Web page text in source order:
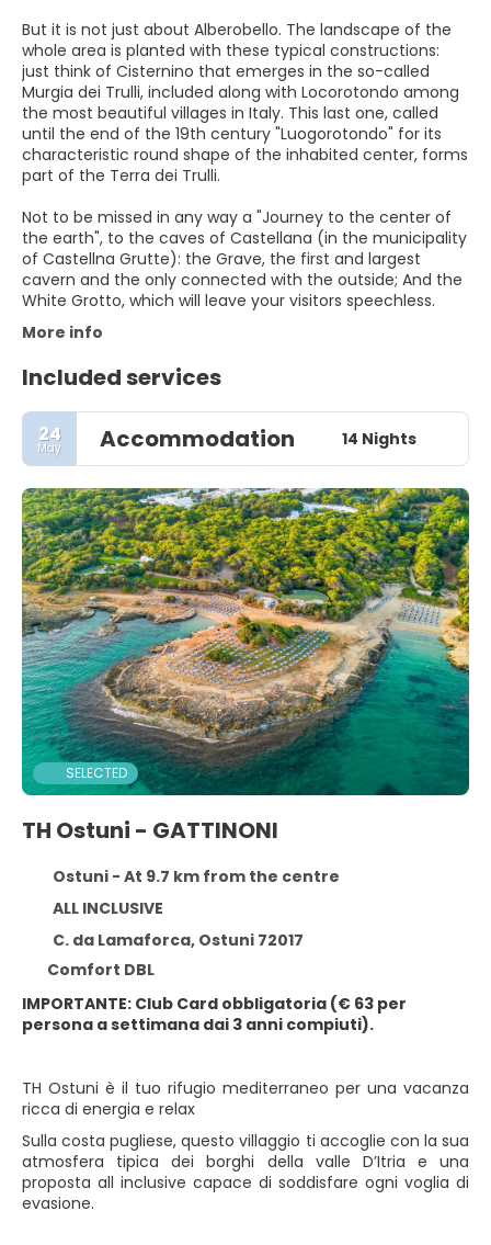
But it is not just about Alberobello. The landscape of the
whole area is planted with these typical constructions:
just think of Cisternino that emerges in the so-called
Murgia dei Trulli, included along with Locorotondo among
the most beautiful villages in Italy. This last one, called
until the end of the 19th century "Luogorotondo" for its
characteristic round shape of the inhabited center, forms
part of the Terra dei Trulli.
Not to be missed in any way a "Journey to the center of
the earth", to the caves of Castellana (in the municipality
of Castellna Grutte): the Grave, the first and largest
cavern and the only connected with the outside; And the
White Grotto, which will leave your visitors speechless.
More info
Included services
24
May Accommodation 14 Nights
SELECTED
TH Ostuni - GATTINONI
Ostuni - At 9.7 km from the centre
ALL INCLUSIVE
C. da Lamaforca, Ostuni 72017
Comfort DBL
IMPORTANTE: Club Card obbligatoria (€ 63 per
persona a settimana dai 3 anni compiuti).
TH Ostuni è il tuo rifugio mediterraneo per una vacanza
ricca di energia e relax
Sulla costa pugliese, questo villaggio ti accoglie con la sua
atmosfera tipica dei borghi della valle D’Itria e una
proposta all inclusive capace di soddisfare ogni voglia di
evasione.